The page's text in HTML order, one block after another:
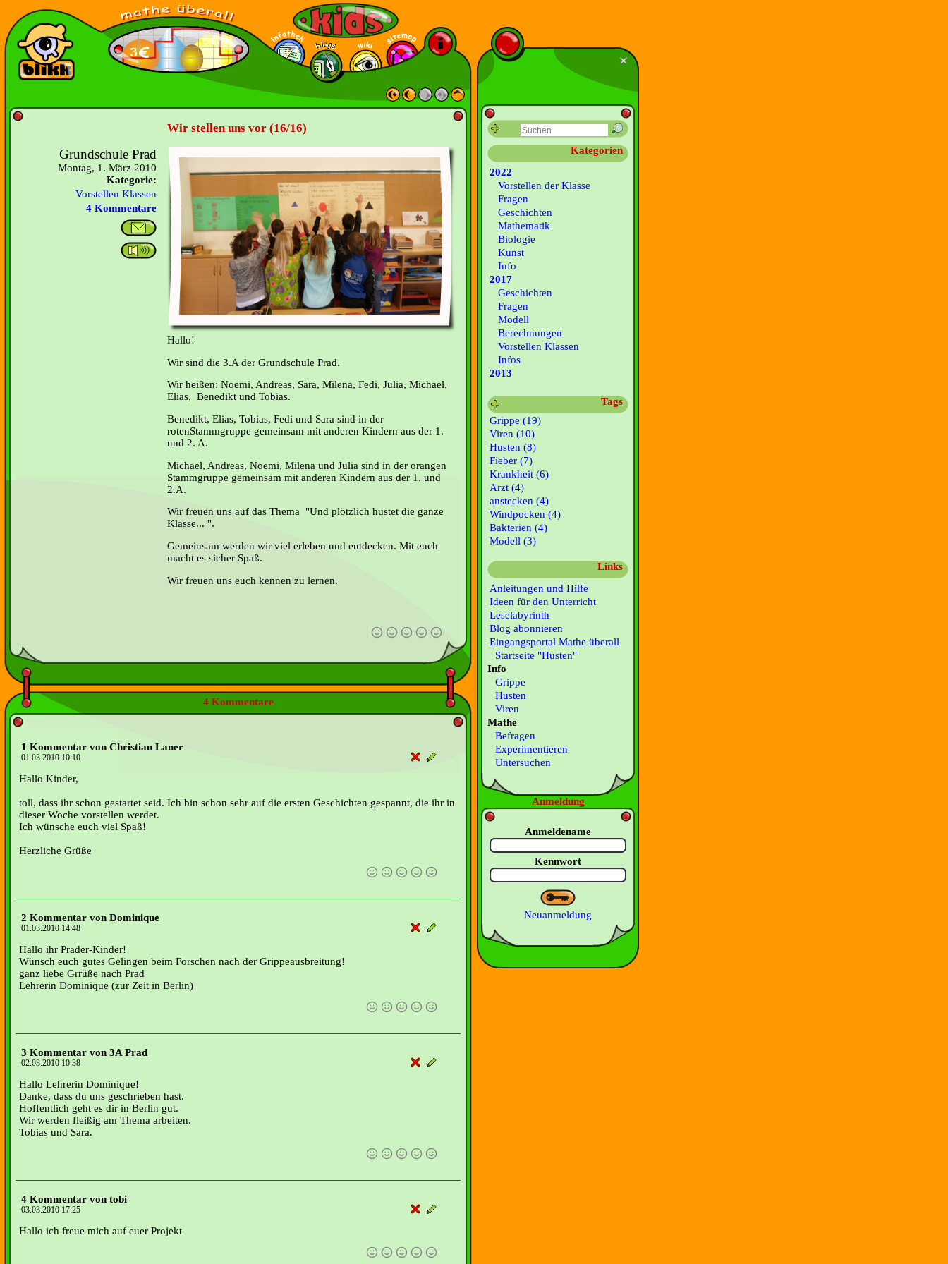
Wir stellen uns vor (16/16)
Grundschule Prad
Montag, 1. März 2010
Kategorie:
Vorstellen Klassen
4 Kommentare
Hallo!
Wir sind die 3.A der Grundschule Prad.
Wir heißen: Noemi, Andreas, Sara, Milena, Fedi, Julia, Michael,
Elias, Benedikt und Tobias.
Benedikt, Elias, Tobias, Fedi und Sara sind in der
rotenStammgruppe gemeinsam mit anderen Kindern aus der 1.
und 2. A.
Michael, Andreas, Noemi, Milena und Julia sind in der orangen
Stammgruppe gemeinsam mit anderen Kindern aus der 1. und
2.A.
Wir freuen uns auf das Thema "Und plötzlich hustet die ganze
Klasse... ".
Gemeinsam werden wir viel erleben und entdecken. Mit euch
macht es sicher Spaß.
Wir freuen uns euch kennen zu lernen.
4 Kommentare
1 Kommentar von Christian Laner
01.03.2010 10:10
Hallo Kinder,
toll, dass ihr schon gestartet seid. Ich bin schon sehr auf die ersten Geschichten gespannt, die ihr in
dieser Woche vorstellen werdet.
Ich wünsche euch viel Spaß!
Herzliche Grüße
2 Kommentar von Dominique
01.03.2010 14:48
Hallo ihr Prader-Kinder!
Wünsch euch gutes Gelingen beim Forschen nach der Grippeausbreitung!
ganz liebe Grrüße nach Prad
Lehrerin Dominique (zur Zeit in Berlin)
3 Kommentar von 3A Prad
02.03.2010 10:38
Hallo Lehrerin Dominique!
Danke, dass du uns geschrieben hast.
Hoffentlich geht es dir in Berlin gut.
Wir werden fleißig am Thema arbeiten.
Tobias und Sara.
4 Kommentar von tobi
03.03.2010 17:25
Hallo ich freue mich auf euer Projekt
Kategorien
2022
Vorstellen der Klasse
Fragen
Geschichten
Mathematik
Biologie
Kunst
Info
2017
Geschichten
Fragen
Modell
Berechnungen
Vorstellen Klassen
Infos
2013
Tags
Grippe (19)
Viren (10)
Husten (8)
Fieber (7)
Krankheit (6)
Arzt (4)
anstecken (4)
Windpocken (4)
Bakterien (4)
Modell (3)
Links
Anleitungen und Hilfe
Ideen für den Unterricht
Leselabyrinth
Blog abonnieren
Eingangsportal Mathe überall
Startseite "Husten"
Info
Grippe
Husten
Viren
Mathe
Befragen
Experimentieren
Untersuchen
Anmeldung
Anmeldename
Kennwort
Neuanmeldung